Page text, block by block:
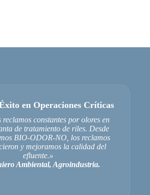
en Operaciones Críticas
reclamos constantes por olores en
de tratamiento de riles. Desde
BIO-ODOR-NO, los reclamos
y mejoramos la calidad del
efluente.»
Ambiental, Agroindustria.